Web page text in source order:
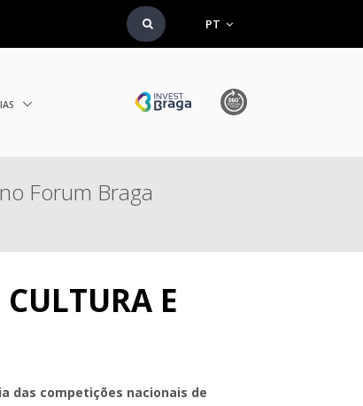
PT
Forum Braga
E
das competições nacionais de